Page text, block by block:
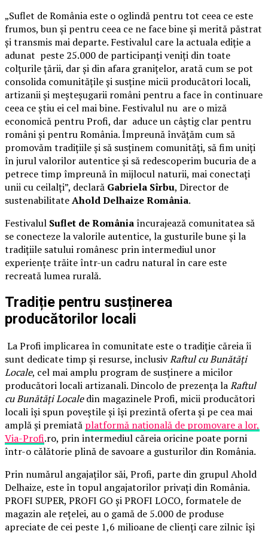
„Suflet de România este o oglindă pentru tot ceea ce este
frumos, bun și pentru ceea ce ne face bine și merită păstrat
și transmis mai departe. Festivalul care la actuala ediție a
adunat peste 25.000 de participanți veniți din toate
colțurile țării, dar și din afara granițelor, arată cum se pot
consolida comunitățile și susține micii producători locali,
artizanii și meșteșugarii români pentru a face în continuare
ceea ce știu ei cel mai bine. Festivalul nu are o miză
economică pentru Profi, dar aduce un câștig clar pentru
români și pentru România. Împreună învățăm cum să
promovăm tradițiile și să susținem comunități, să fim uniți
în jurul valorilor autentice și să redescoperim bucuria de a
petrece timp împreună în mijlocul naturii, mai conectați
unii cu ceilalți”, declară Gabriela Sîrbu, Director de
sustenabilitateAhold Delhaize România.
Festivalul Suflet de Româniaîncurajează comunitatea să
se conecteze la valorile autentice, la gusturile bune și la
tradițiile satului românesc prin intermediul unor
experiențe trăite într-un cadru natural în care este
recreată lumea rurală.
Tradiție pentru susținerea
producătorilor locali
La Profi implicarea în comunitate este o tradiție căreia îi
sunt dedicate timp și resurse, inclusivRaftul cu Bunătăți
Locale, cel mai amplu program de susținere a micilor
producători locali artizanali. Dincolo de prezența laRaftul
cu Bunătăți Localedin magazinele Profi, micii producători
locali își spun poveștile și își prezintă oferta și pe cea mai
amplă și premiată platformă națională de promovare a lor,
Via-Profi.ro, prin intermediul căreia oricine poate porni
într-o călătorie plină de savoare a gusturilor din România.
Prin numărul angajaților săi, Profi, parte din grupul Ahold
Delhaize, este în topul angajatorilor privați din România.
PROFI SUPER, PROFI GO și PROFI LOCO, formatele de
magazin ale rețelei, au o gamă de 5.000 de produse
apreciate de cei peste 1,6 milioane de clienți care zilnic își